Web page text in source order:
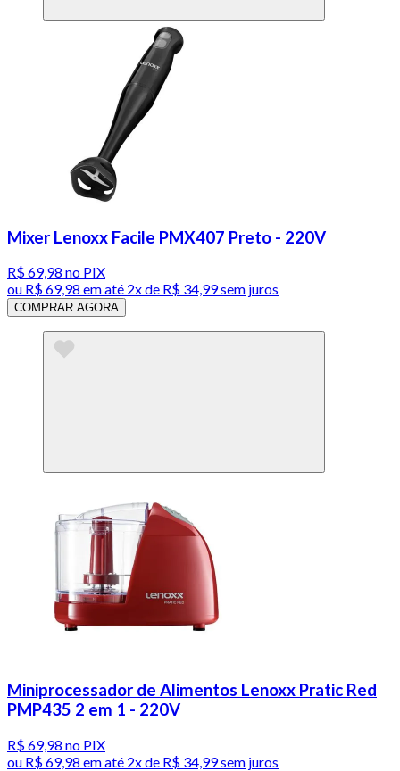
Mixer Lenoxx Facile PMX407 Preto - 220V
R$ 69,98 no PIX
ou R$ 69,98 em até 2x de R$ 34,99 sem juros
COMPRAR AGORA
Miniprocessador de Alimentos Lenoxx Pratic Red
PMP435 2 em 1 - 220V
R$ 69,98 no PIX
ou R$ 69,98 em até 2x de R$ 34,99 sem juros